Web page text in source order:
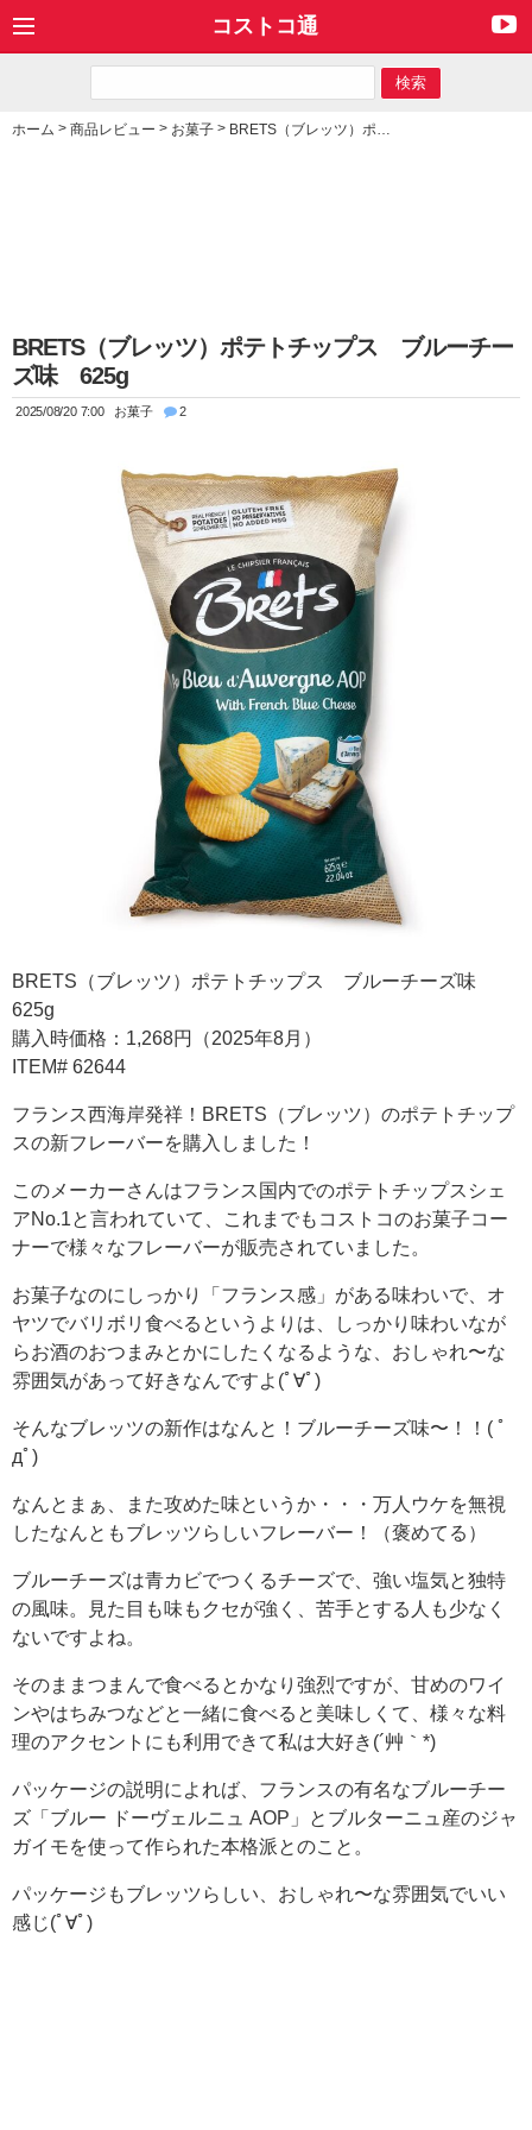
コストコ通
ホーム > 商品レビュー > お菓子 > BRETS（ブレッツ）ポテトチップス ブルーチーズ味 625g
BRETS（ブレッツ）ポテトチップス ブルーチー
ズ味 625g
2025/08/20 7:00 お菓子 2
BRETS（ブレッツ）ポテトチップス ブルーチーズ味
625g
購入時価格：1,268円（2025年8月）
ITEM# 62644
フランス西海岸発祥！BRETS（ブレッツ）のポテトチップ
スの新フレーバーを購入しました！
このメーカーさんはフランス国内でのポテトチップスシェ
アNo.1と言われていて、これまでもコストコのお菓子コー
ナーで様々なフレーバーが販売されていました。
お菓子なのにしっかり「フランス感」がある味わいで、オ
ヤツでバリボリ食べるというよりは、しっかり味わいなが
らお酒のおつまみとかにしたくなるような、おしゃれ〜な
雰囲気があって好きなんですよ(ﾟ∀ﾟ)
そんなブレッツの新作はなんと！ブルーチーズ味〜！！( ﾟ
дﾟ)
なんとまぁ、また攻めた味というか・・・万人ウケを無視
したなんともブレッツらしいフレーバー！（褒めてる）
ブルーチーズは青カビでつくるチーズで、強い塩気と独特
の風味。見た目も味もクセが強く、苦手とする人も少なく
ないですよね。
そのままつまんで食べるとかなり強烈ですが、甘めのワイ
ンやはちみつなどと一緒に食べると美味しくて、様々な料
理のアクセントにも利用できて私は大好き(´艸｀*)
パッケージの説明によれば、フランスの有名なブルーチー
ズ「ブルー ドーヴェルニュ AOP」とブルターニュ産のジャ
ガイモを使って作られた本格派とのこと。
パッケージもブレッツらしい、おしゃれ〜な雰囲気でいい
感じ(ﾟ∀ﾟ)